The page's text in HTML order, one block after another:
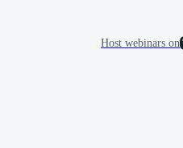
Host webinars on